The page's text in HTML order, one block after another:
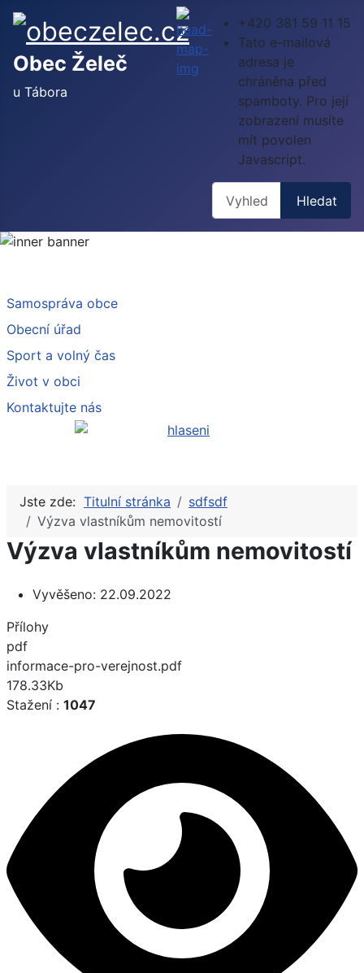
Obec Želeč
u Tábora
+420 381 59 11 15
Tato e-mailová
adresa je
chráněna před
spamboty. Pro její
zobrazení musíte
mít povolen
Javascript.
Hledat
Samospráva obce
Obecní úřad
Sport a volný čas
Život v obci
Kontaktujte nás
Jste zde: Titulní stránka
sdfsdf
Výzva vlastníkům nemovitostí
Výzva vlastníkům nemovitostí
Vyvěšeno: 22.09.2022
Přílohy
pdf
informace-pro-verejnost.pdf
178.33Kb
Stažení : 1047